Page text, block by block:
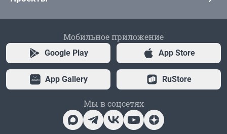
Мобильное приложение
Google Play App Store
App Gallery RuStore
Мы в соцсетях